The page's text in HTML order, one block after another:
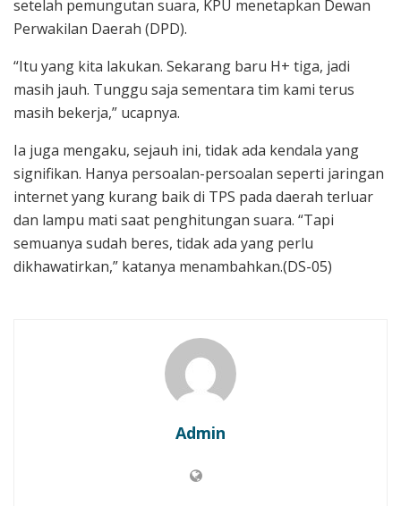
setelah pemungutan suara, KPU menetapkan Dewan
Perwakilan Daerah (DPD).
“Itu yang kita lakukan. Sekarang baru H+ tiga, jadi
masih jauh. Tunggu saja sementara tim kami terus
masih bekerja,” ucapnya.
Ia juga mengaku, sejauh ini, tidak ada kendala yang
signifikan. Hanya persoalan-persoalan seperti jaringan
internet yang kurang baik di TPS pada daerah terluar
dan lampu mati saat penghitungan suara. “Tapi
semuanya sudah beres, tidak ada yang perlu
dikhawatirkan,” katanya menambahkan.(DS-05)
Admin